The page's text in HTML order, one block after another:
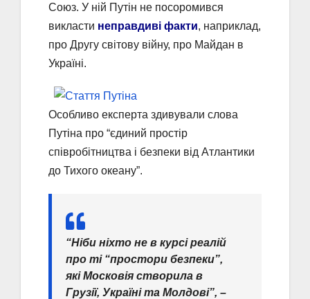
Союз. У ній Путін не посоромився
викласти неправдиві факти, наприклад,
про Другу світову війну, про Майдан в
Україні.
Особливо експерта здивували слова
Путіна про “єдиний простір
співробітництва і безпеки від Атлантики
до Тихого океану”.
“Ніби ніхто не в курсі реалій
про ті “простори безпеки”,
які Московія створила в
Грузії, Україні та Молдові”, –